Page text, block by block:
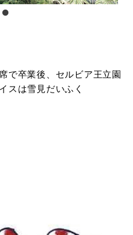
で卒業後、セルビア王立園
スは雪見だいふく